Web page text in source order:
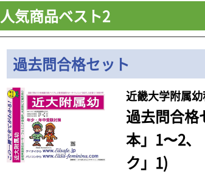
人気商品ベスト2
過去問合格セット
近畿大学附属
過去問合
本」1〜2
ク」1)